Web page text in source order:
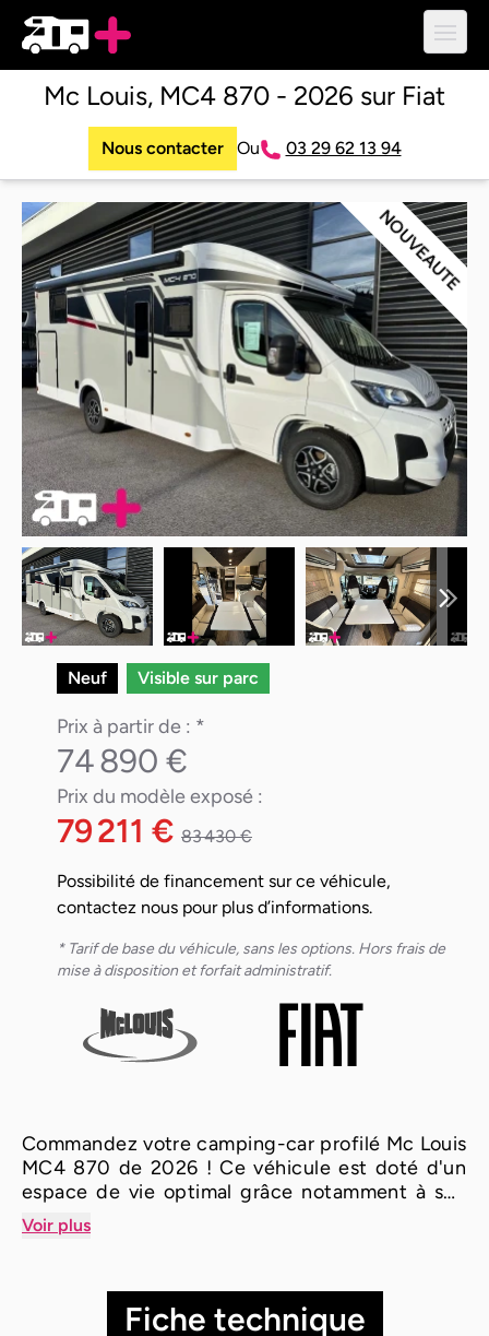
Mc Louis, MC4 870 - 2026 sur Fiat
Nous contacter Ou 03 29 62 13 94
NOUVEAUTE
Neuf Visible sur parc
Prix à partir de : *
74 890 €
Prix du modèle exposé :
79 211 € 83 430 €
Possibilité de financement sur ce véhicule,
contactez nous pour plus d’informations.
* Tarif de base du véhicule, sans les options. Hors frais de
mise à disposition et forfait administratif.
Commandez votre camping-car profilé Mc Louis
MC4 870 de 2026 ! Ce véhicule est doté d'un
espace de vie optimal grâce notamment à son
salon face à face et ses lits jumeaux. Idéal pour
4 personnes, il saura vous séduire. N'attendez
Voir plus
Fiche technique